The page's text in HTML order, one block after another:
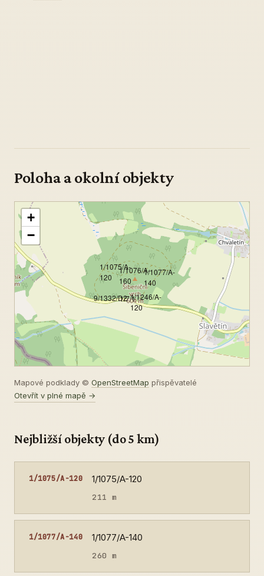
Poloha a okolní objekty
1/1076/A-
160
1/1075/A-
120
1/1077/A-
140
1/7/11/1246/A-
120
9/1332/D2
+
−
Mapové podklady © OpenStreetMap přispěvatelé
Otevřít v plné mapě →
Nejbližší objekty (do 5 km)
1/1075/A-120 1/1075/A-120
211 m
1/1077/A-140 1/1077/A-140
260 m